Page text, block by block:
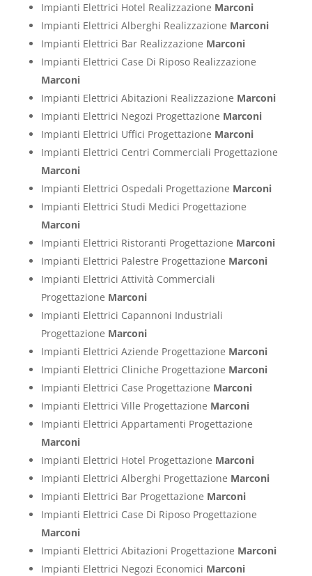
Impianti Elettrici Hotel Realizzazione Marconi
Impianti Elettrici Alberghi Realizzazione Marconi
Impianti Elettrici Bar Realizzazione Marconi
Impianti Elettrici Case Di Riposo Realizzazione
Marconi
Impianti Elettrici Abitazioni Realizzazione Marconi
Impianti Elettrici Negozi Progettazione Marconi
Impianti Elettrici Uffici Progettazione Marconi
Impianti Elettrici Centri Commerciali Progettazione
Marconi
Impianti Elettrici Ospedali Progettazione Marconi
Impianti Elettrici Studi Medici Progettazione
Marconi
Impianti Elettrici Ristoranti Progettazione Marconi
Impianti Elettrici Palestre Progettazione Marconi
Impianti Elettrici Attività Commerciali
Progettazione Marconi
Impianti Elettrici Capannoni Industriali
Progettazione Marconi
Impianti Elettrici Aziende Progettazione Marconi
Impianti Elettrici Cliniche Progettazione Marconi
Impianti Elettrici Case Progettazione Marconi
Impianti Elettrici Ville Progettazione Marconi
Impianti Elettrici Appartamenti Progettazione
Marconi
Impianti Elettrici Hotel Progettazione Marconi
Impianti Elettrici Alberghi Progettazione Marconi
Impianti Elettrici Bar Progettazione Marconi
Impianti Elettrici Case Di Riposo Progettazione
Marconi
Impianti Elettrici Abitazioni Progettazione Marconi
Impianti Elettrici Negozi Economici Marconi